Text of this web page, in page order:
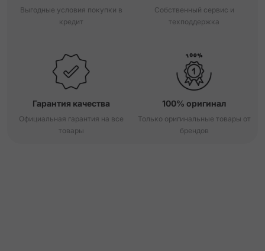
Выгодные условия покупки в
кредит
Собственный сервис и
техподдержка
Гарантия качества
Официальная гарантия на все
товары
100% оригинал
Только оригинальные товары от
брендов